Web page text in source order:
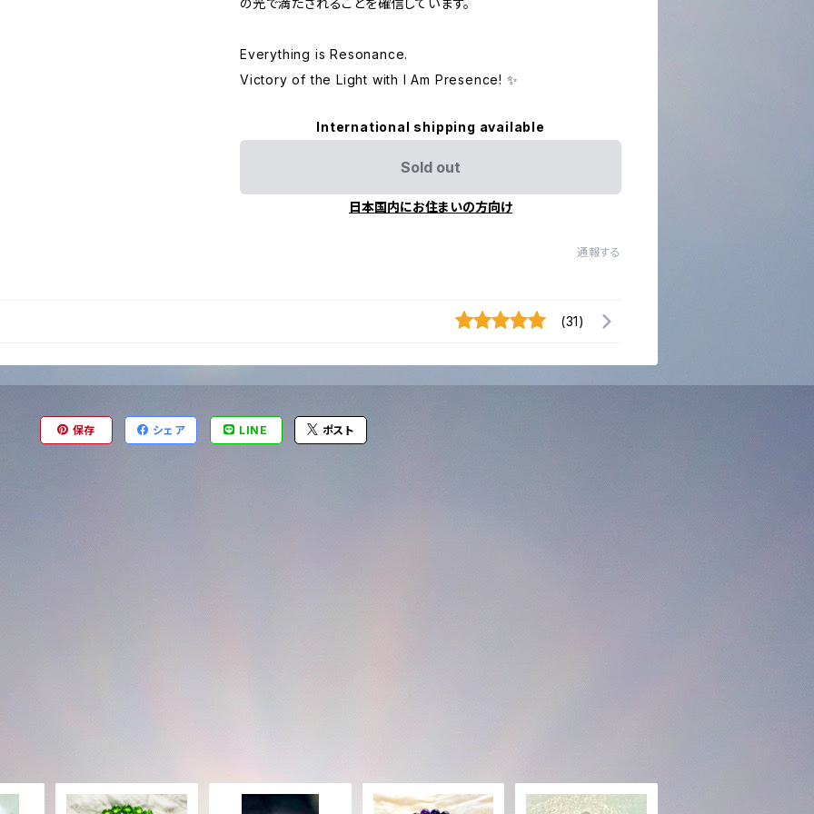
Everything is Resonance.
Victory of the Light with I Am Presence! ✨
International shipping available
Sold out
日本国内にお住まいの方向け
通報する
(31)
保存 シェア LINE ポスト